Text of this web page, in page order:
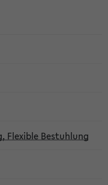
Flexible Bestuhlung